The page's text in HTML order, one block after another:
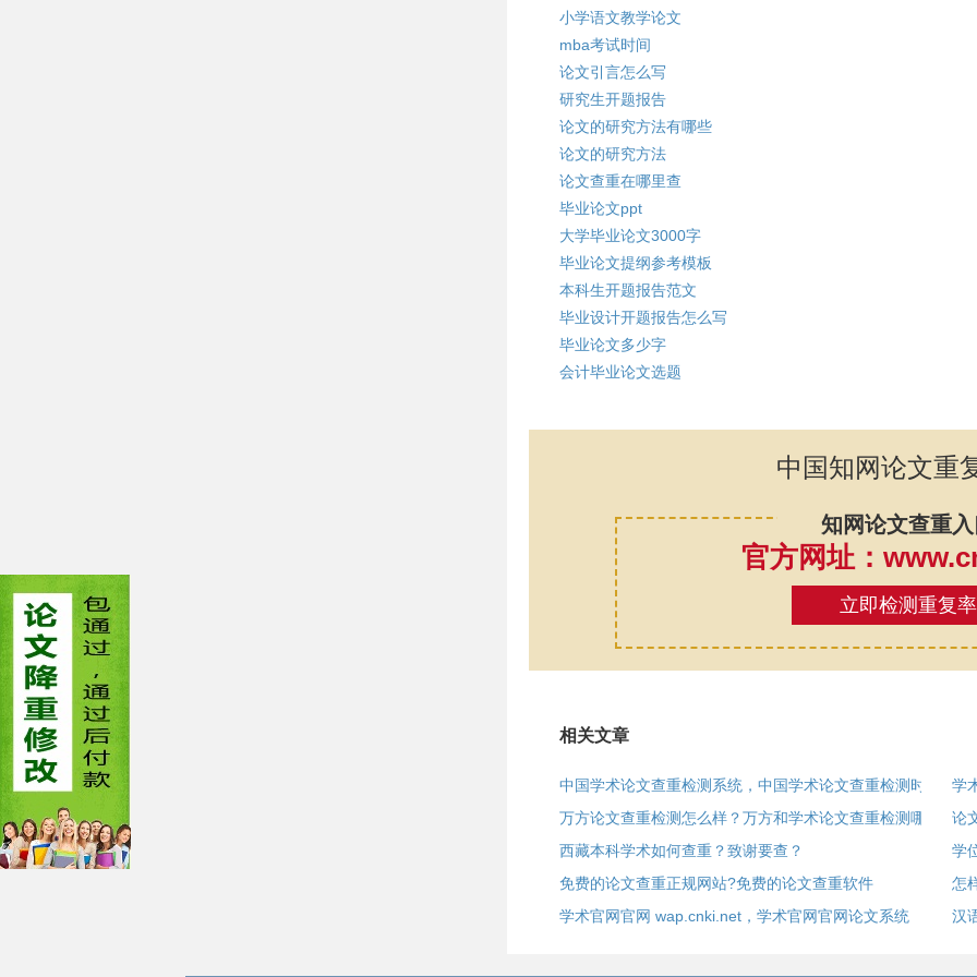
小学语文教学论文
mba考试时间
论文引言怎么写
研究生开题报告
论文的研究方法有哪些
论文的研究方法
论文查重在哪里查
毕业论文ppt
大学毕业论文3000字
毕业论文提纲参考模板
本科生开题报告范文
毕业设计开题报告怎么写
毕业论文多少字
会计毕业论文选题
中国知网论文重
知网论文查重
官方网址：
立即检测重复率
相关文章
中国学术论文查重检测系统，中国学术论文查重检测时间
万方论文查重检测怎么样？万方和学术论文查重检测哪个更
西藏本科学术如何查重？致谢要查？
免费的论文查重正规网站?免费的论文查重软件
学术官网官网 wap.cnki.net，学术官网官网论文系统
学
论
学
怎
汉